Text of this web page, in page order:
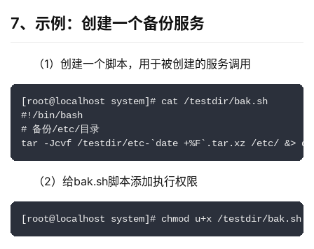
7、示例：创建一个备份服务
（1）创建一个脚本，用于被创建的服务调用
[root@localhost system]# cat /testdir/bak.sh
#!/bin/bash
# 备份/etc/目录
tar -Jcvf /testdir/etc-`date +%F`.tar.xz /etc/ &>
（2）给bak.sh脚本添加执行权限
[root@localhost system]# chmod u+x /testdir/bak.sh